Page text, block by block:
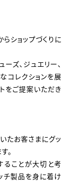
らショップづくりに
ーズ、ジュエリー、
コレクションを展
をご提案いただき
たお客さまにグッ
。
ることが大切と考
チ製品を身に着け